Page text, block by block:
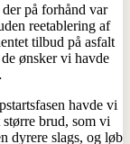
på forhånd var
reetablering af
tilbud på asfalt
ønsker vi havde
havde vi
brud, som vi
dyrere slags, og løb